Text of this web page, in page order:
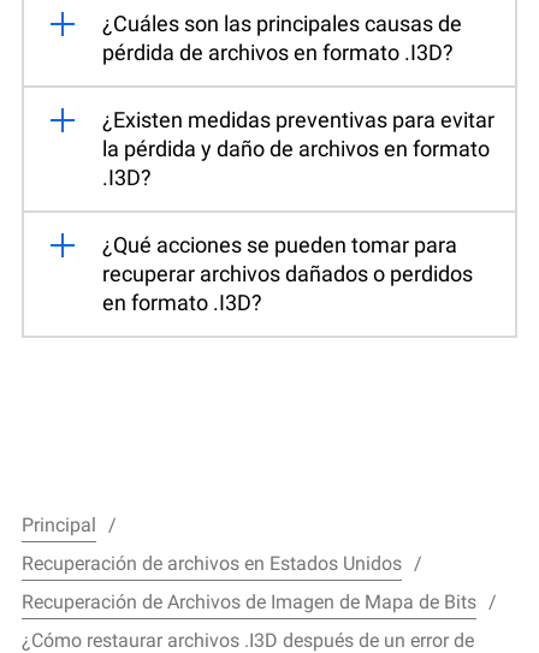
¿Cuáles son las principales causas de
pérdida de archivos en formato .I3D?
¿Existen medidas preventivas para evitar
la pérdida y daño de archivos en formato
.I3D?
¿Qué acciones se pueden tomar para
recuperar archivos dañados o perdidos
en formato .I3D?
Principal
Recuperación de archivos en Estados Unidos
Recuperación de Archivos de Imagen de Mapa de Bits
¿Cómo restaurar archivos .I3D después de un error de